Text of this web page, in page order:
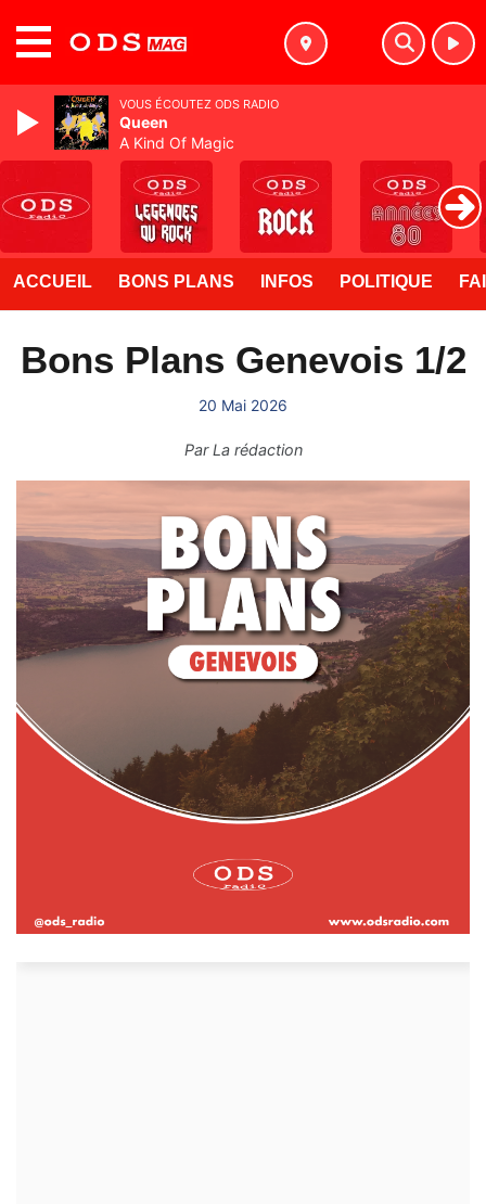
ACCUEIL BONS PLANS INFOS POLITIQUE
Bons Plans Genevois 1/2
20 Mai 2026
ParLa rédaction
VOUS ÉCOUTEZ ODS RADIO
Queen
A Kind Of Magic